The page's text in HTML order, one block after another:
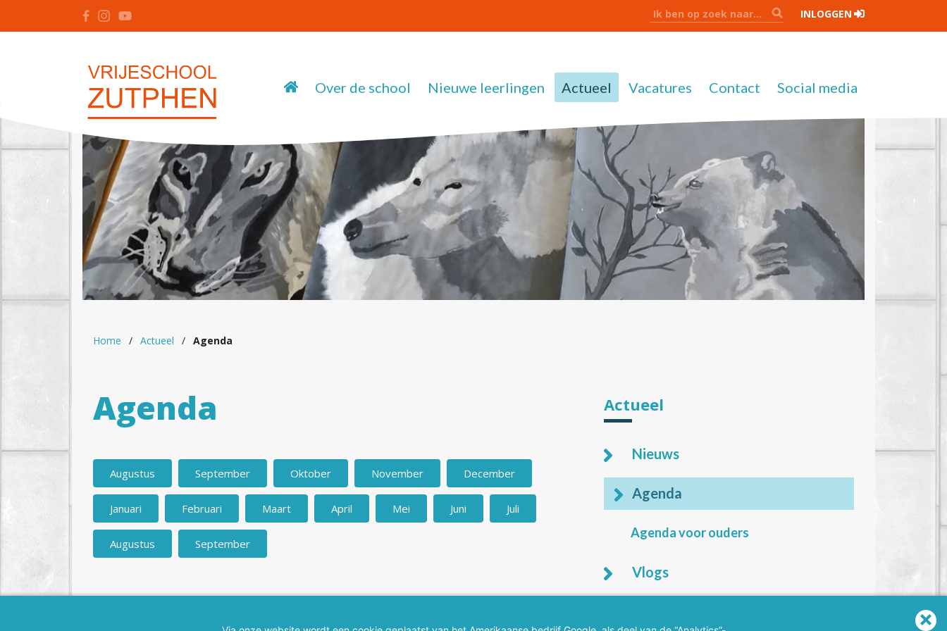
INLOGGEN
Over de school Nieuwe leerlingen Actueel Vacatures Contact Social media
Home / Actueel / Agenda
Agenda
Augustus September Oktober November December
Januari Februari Maart April Mei Juni Juli
Augustus September
Actueel
Nieuws
Agenda
Agenda voor ouders
Vlogs